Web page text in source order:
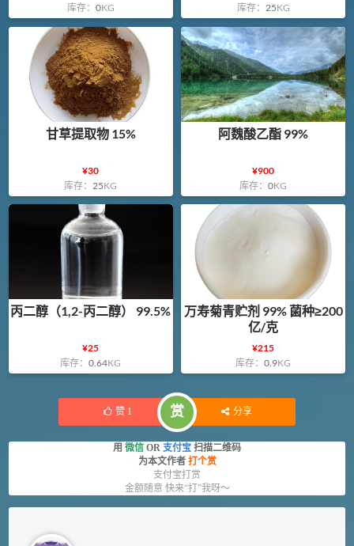
库存： 0KG
库存： 25KG
甘草提取物 15%
¥30
库存： 25KG
阿魏酸乙酯 99%
¥900
库存：0KG
丙二醇（1,2-丙二醇） 99.5%
¥25
库存：0.64KG
万寿菊青贮剂 99% 菌种≥200
亿/克
¥215
库存：0.9KG
赞 1 赏 分享
用 微信 OR 支付宝 扫描二维码
为本文作者 打个赏
支付宝打赏
金额随意 快来“打”我呀～